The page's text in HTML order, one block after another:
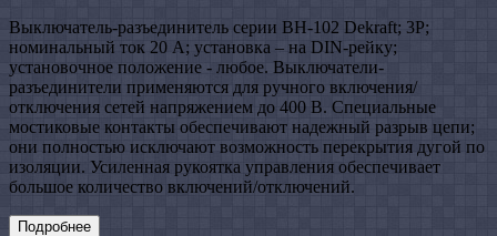
Выключатель-разъединитель серии ВН-102 Dekraft; 3P;
номинальный ток 20 А; установка – на DIN-рейку;
установочное положение - любое. Выключатели-
разъединители применяются для ручного включения/
отключения сетей напряжением до 400 В. Специальные
мостиковые контакты обеспечивают надежный разрыв цепи;
они полностью исключают возможность перекрытия дугой по
изоляции. Усиленная рукоятка управления обеспечивает
большое количество включений/отключений.
Подробнее